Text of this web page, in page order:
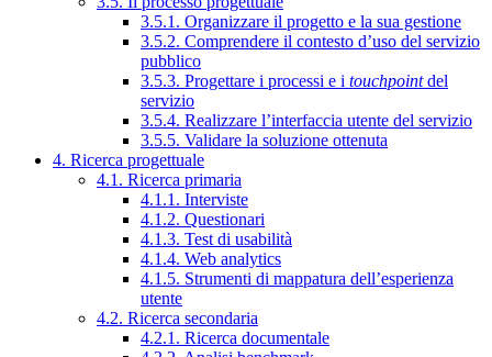
3.5.1. Organizzare il progetto e la sua gestione
3.5.2. Comprendere il contesto d’uso del servizio
pubblico
3.5.3. Progettare i processi e i touchpointdel
servizio
3.5.4. Realizzare l’interfaccia utente del servizio
3.5.5. Validare la soluzione ottenuta
4. Ricerca progettuale
4.1. Ricerca primaria
4.1.1. Interviste
4.1.2. Questionari
4.1.3. Test di usabilità
4.1.4. Web analytics
4.1.5. Strumenti di mappatura dell’esperienza
utente
4.2. Ricerca secondaria
4.2.1. Ricerca documentale